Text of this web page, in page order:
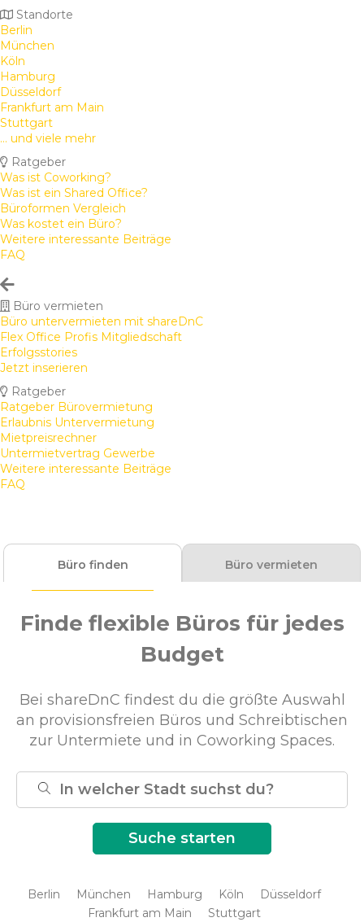
Standorte
Berlin
München
Köln
Hamburg
Düsseldorf
Frankfurt am Main
Stuttgart
... und viele mehr
Ratgeber
Was ist Coworking?
Was ist ein Shared Office?
Büroformen Vergleich
Was kostet ein Büro?
Weitere interessante Beiträge
FAQ
Büro vermieten
Büro untervermieten mit shareDnC
Flex Office Profis Mitgliedschaft
Erfolgsstories
Jetzt inserieren
Ratgeber
Ratgeber Bürovermietung
Erlaubnis Untervermietung
Mietpreisrechner
Untermietvertrag Gewerbe
Weitere interessante Beiträge
FAQ
Büro finden Büro vermieten
Finde flexible Büros für jedes
Budget
Bei shareDnC findest du die größte Auswahl
an provisionsfreien Büros und Schreibtischen
zur Untermiete und in Coworking Spaces.
Berlin München Hamburg Köln
Düsseldorf
Frankfurt am Main
Stuttgart